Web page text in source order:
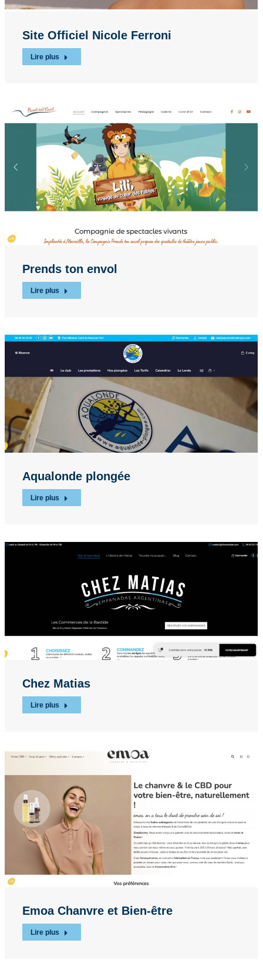
Site Officiel Nicole Ferroni
Lire plus
Prends ton envol
Lire plus
Aqualonde plongée
Lire plus
Chez Matias
Lire plus
Emoa Chanvre et Bien-être
Lire plus